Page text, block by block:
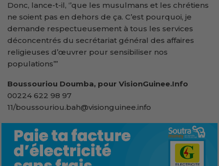
Donc, lance-t-il, ‘’que les musulmans et les chrétiens
ne soient pas en dehors de ça. C’est pourquoi, je
demande respectueusement à tous les services
déconcentrés du secrétariat général des affaires
religieuses d’œuvrer pour sensibiliser nos
populations’’’
Boussouriou Doumba, pour VisionGuinee.Info
00224 622 98 97
11/boussouriou.bah@visionguinee.info